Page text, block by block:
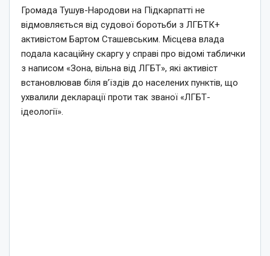
Громада Тушув-Народови на Підкарпатті не
відмовляється від судової боротьби з ЛГБТК+
активістом Бартом Сташевським. Місцева влада
подала касаційну скаргу у справі про відомі таблички
з написом «Зона, вільна від ЛГБТ», які активіст
встановлював біля в’їздів до населених пунктів, що
ухвалили декларації проти так званої «ЛГБТ-
ідеології».